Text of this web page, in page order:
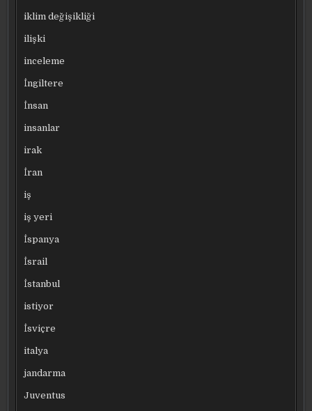
iklim değişikliği
ilişki
inceleme
İngiltere
İnsan
insanlar
irak
İran
iş
iş yeri
İspanya
İsrail
İstanbul
istiyor
İsviçre
italya
jandarma
Juventus